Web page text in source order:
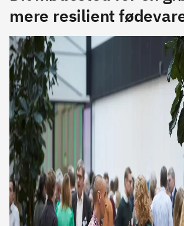
mere resilient